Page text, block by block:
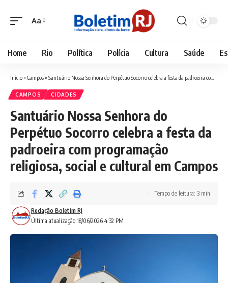
Font
Aa
Home Rio Política Polícia Cultura Saúde
Início» Campos» Santuário Nossa Senhora do Perpétuo Socorro celebra a festa da padroeira com programação religiosa, social e cultural em Campos
CAMPOS CIDADES
Santuário Nossa Senhora do
Perpétuo Socorro celebra a festa da
padroeira com programação
religiosa, social e cultural em Campos
Última atualização 18/06/2026 4:32 PM
Redação Boletim RJ
Tempo de leitura: 3 min